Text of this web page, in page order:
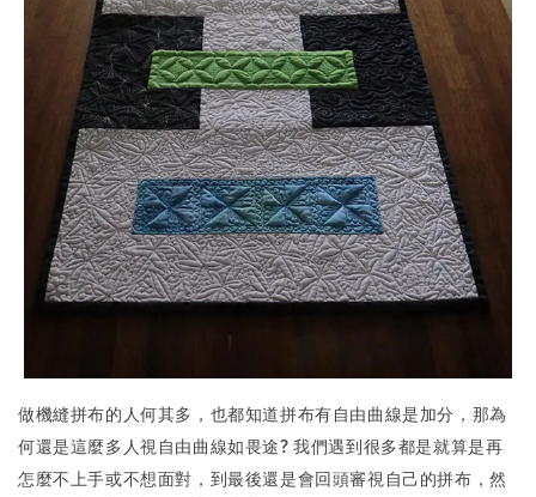
做機縫拼布的人何其多，也都知道拼布有自由曲線是加分，那為
何還是這麼多人視自由曲線如畏途? 我們遇到很多都是就算是再
怎麼不上手或不想面對，到最後還是會回頭審視自己的拼布，然